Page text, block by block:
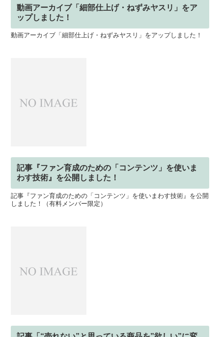
動画アーカイブ「細部仕上げ・ねずみヤスリ」をア
ップしました！
動画アーカイブ「細部仕上げ・ねずみヤスリ」をアップしました！
記事『ファン育成のための「コンテンツ」を使いま
わす技術』を公開しました！
記事『ファン育成のための「コンテンツ」を使いまわす技術』を公開
しました！（有料メンバー限定）